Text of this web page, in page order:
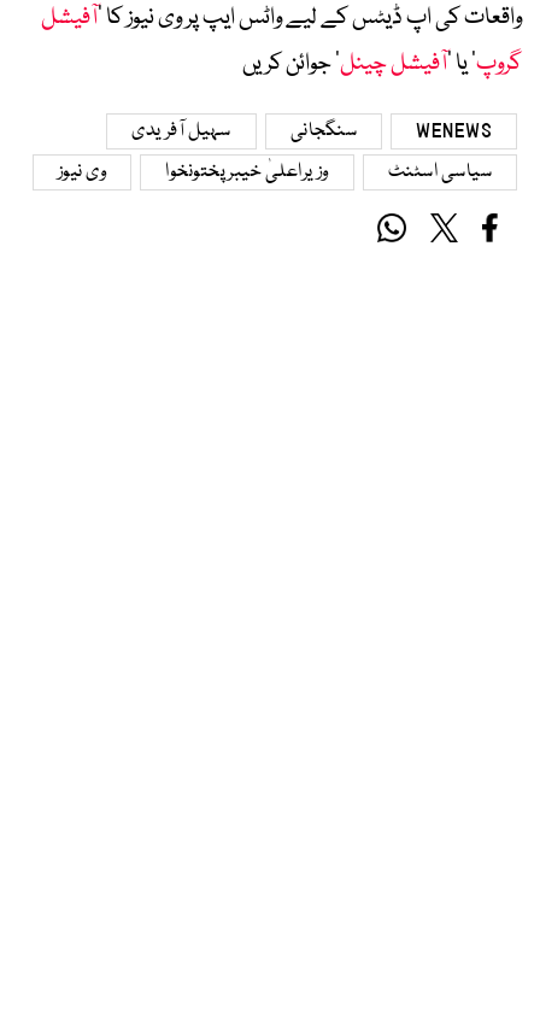
واقعات کی اپ ڈیٹس کے لیے واٹس ایپ پر وی نیوز کا ’آفیشل
گروپ‘ یا ’آفیشل چینل‘ جوائن کریں
WENEWS سنگجانی
سہیل آفریدی
سیاسی اسٹنٹ
وزیراعلیٰ خیبرپختونخوا وی نیوز